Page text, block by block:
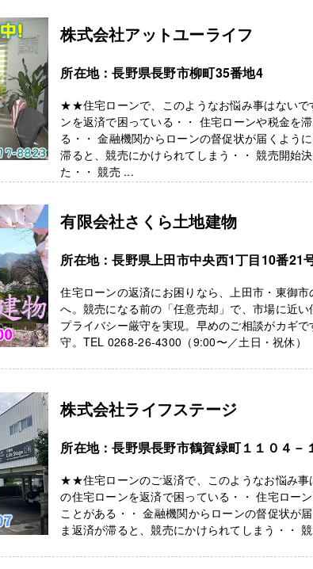
株式会社アットユーライフ
所在地：長野県長野市柳町35番地4
★★住宅ローンで、このようなお悩み事はない
ンを返済で困っている・・ 住宅ローンや税金を
る・・ 金融機関からローンの督促状が届くよう
滞ると、競売にかけられてしまう・・ 競売開始
た・・ 競売 ...
有限会社さくら土地建物
所在地：長野県上田市中央西1丁目10番21
住宅ローンの返済にお困りなら、上田市・東御
へ。競売になる前の「任意売却」で、市場に近い
プライバシー厳守を実現。早めのご相談がカギ
守。TEL 0268-26-4300（9:00〜／土日・祝休）
株式会社ライフステージ
所在地：長野県長野市鶴賀緑町１１０４－
★★住宅ローンのご返済で、このようなお悩
の住宅ローンを返済で困っている・・ 住宅ロー
ことがある・・ 金融機関からローンの督促状が
ま返済が滞ると、競売にかけられてしまう・・